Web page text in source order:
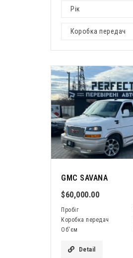
Рік
Коробка передач
GMC SAVANA
$60,000.00
Пробіг
Коробка передач
Об'єм
Detail